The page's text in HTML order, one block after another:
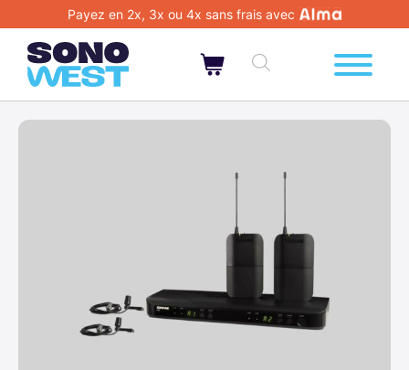
Payez en 2x, 3x ou 4x sans frais avec